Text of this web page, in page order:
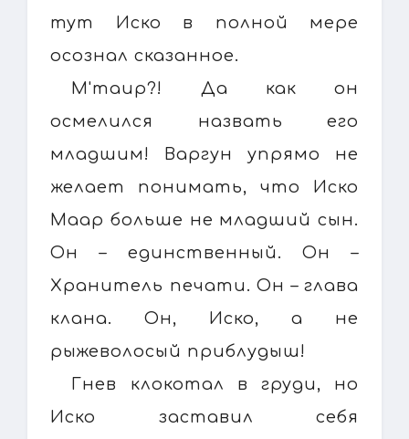
тут Иско в полной мере
осознал сказанное.
М'таир?! Да как он
осмелился назвать его
младшим! Варгун упрямо не
желает понимать, что Иско
Маар больше не младший сын.
Он – единственный. Он –
Хранитель печати. Он – глава
клана. Он, Иско, а не
рыжеволосый приблудыш!
Гнев клокотал в груди, но
Иско заставил себя